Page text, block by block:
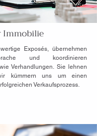
Immobilie
Exposés, übernehmen
und koordinieren
Verhandlungen. Sie lehnen
kümmern uns um einen
Verkaufsprozess.